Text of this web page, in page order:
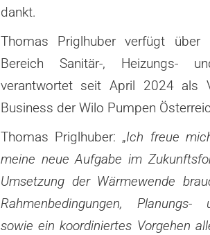
dankt.
Thomas Priglhuber verfügt über
Bereich Sanitär-, Heizungs-
verantwortet seit April 2024 als
Business derWilo Pumpen
Thomas Priglhuber: „Ich freue
meine neue Aufgabe im
Umsetzung der Wärmewende
Rahmenbedingungen, Planungs-
sowie ein koordiniertes Vorgehen